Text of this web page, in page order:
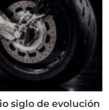
siglo de evolución